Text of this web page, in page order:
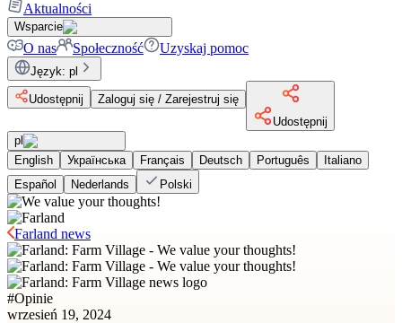
Aktualności
Wsparcie
O nas Społeczność Uzyskaj pomoc
Język: pl
Udostępnij
Zaloguj się / Zarejestruj się
Udostępnij
pl
English
Українська Français Deutsch Português
Italiano
Español
Nederlands Polski
Farland news
#Opinie
wrzesień 19, 2024